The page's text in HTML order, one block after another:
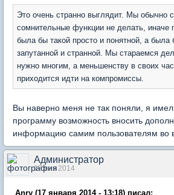
Это очень странно выглядит. Мы обычно
сомнительные функции не делать, иначе
была бы такой просто и понятной, а была
запутанной и странной. Мы стараемся
нужно многим, а меньшенству в своих
приходится идти на компромиссы.
Вы наверно меня не так поняли, я имел
программу возможность вносить
информацию самим пользователям во
Администратор
17 янв 2014
Anry (17 января 2014 - 13:18) писал: